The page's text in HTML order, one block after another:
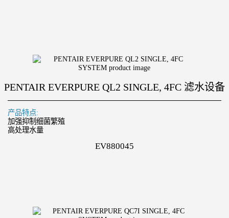
PENTAIR EVERPURE QL2 SINGLE, 4FC 滤水设备
产品特点:
加强抑制细菌繁殖
高处理水量
EV880045